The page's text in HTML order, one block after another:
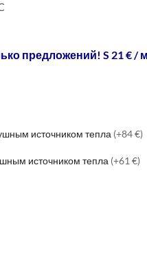
предложений! S 21 € /
источником тепла (+84 €)
источником тепла (+61 €)